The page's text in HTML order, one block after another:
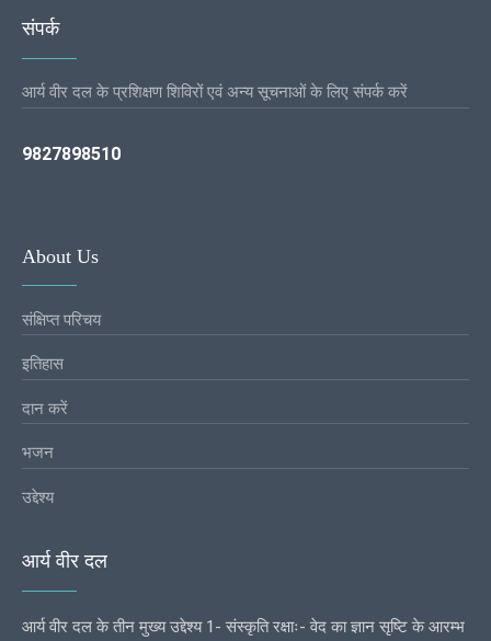
संपर्क
आर्य वीर दल के प्रशिक्षण शिविरों एवं अन्य सूचनाओं के लिए संपर्क करें
9827898510
About Us
संक्षिप्त परिचय
इतिहास
दान करें
भजन
उद्देश्य
आर्य वीर दल
आर्य वीर दल के तीन मुख्य उद्देश्य 1- संस्कृति रक्षाः- वेद का ज्ञान सृष्टि के आरम्भ